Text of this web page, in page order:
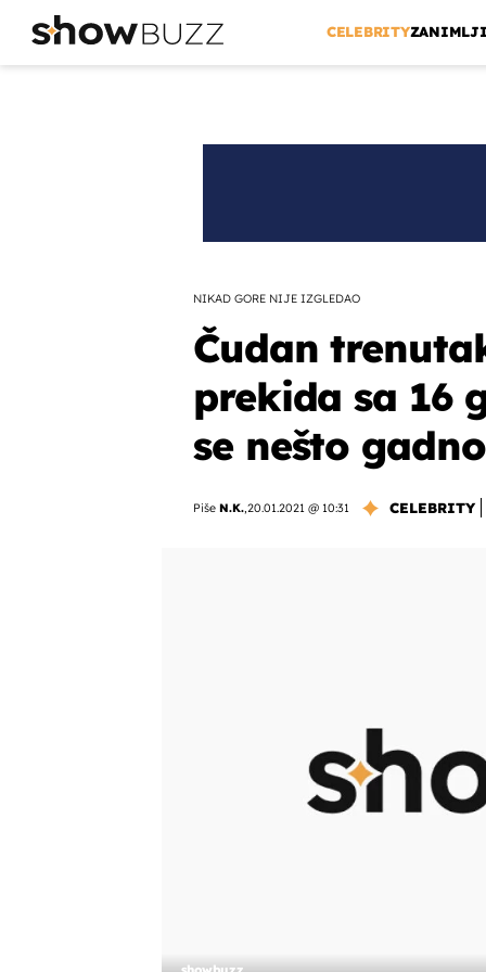
CELEBRITY
NIKAD GORE NIJE IZGLEDAO
Čudan
prekida sa 16
se nešto
Piše N.K.,20.01.2021 @ 10:31 CELEBRITY